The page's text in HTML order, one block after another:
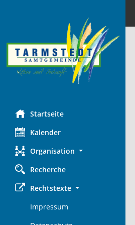
Startseite
Kalender
Organisation
Recherche
Rechtstexte
Impressum